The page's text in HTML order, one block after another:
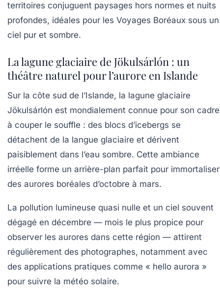
territoires conjuguent paysages hors normes et nuits
profondes, idéales pour les Voyages Boréaux sous un
ciel pur et sombre.
La lagune glaciaire de Jökulsárlón : un
théâtre naturel pour l’aurore en Islande
Sur la côte sud de l’Islande, la lagune glaciaire
Jökulsárlón est mondialement connue pour son cadre
à couper le souffle : des blocs d’icebergs se
détachent de la langue glaciaire et dérivent
paisiblement dans l’eau sombre. Cette ambiance
irréelle forme un arrière-plan parfait pour immortaliser
des aurores boréales d’octobre à mars.
La pollution lumineuse quasi nulle et un ciel souvent
dégagé en décembre — mois le plus propice pour
observer les aurores dans cette région — attirent
régulièrement des photographes, notamment avec
des applications pratiques comme « hello aurora »
pour suivre la météo solaire.